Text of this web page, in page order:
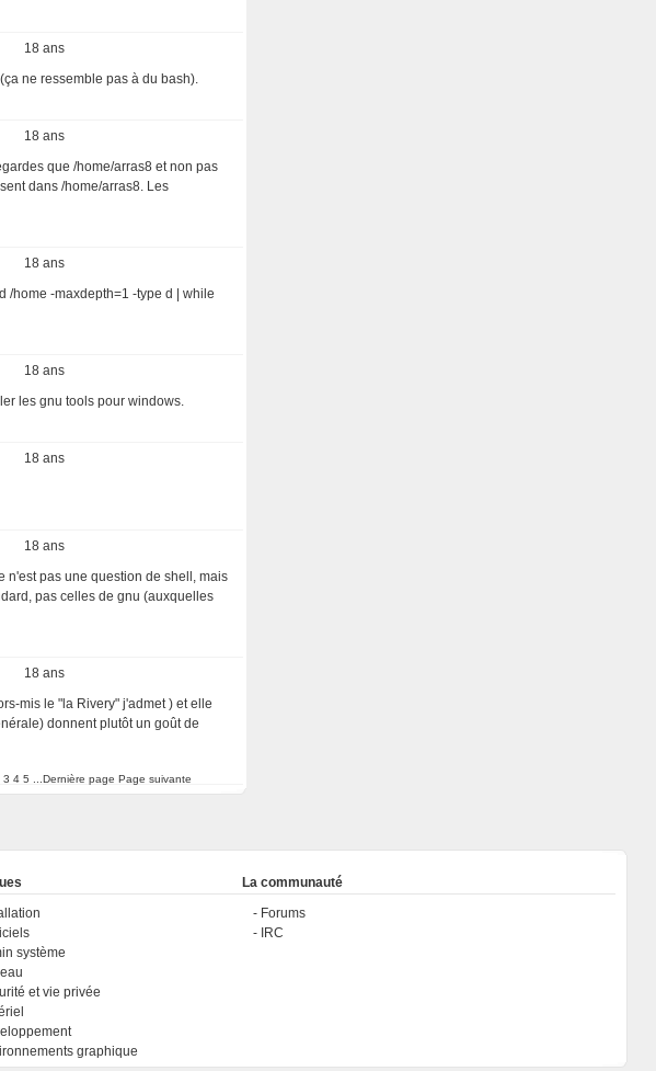
18 ans
ne ressemble pas à du bash).
18 ans
que /home/arras8 et non pas
dans /home/arras8. Les
18 ans
/home -maxdepth=1 -type d | while
18 ans
les gnu tools pour windows.
18 ans
18 ans
n'est pas une question de shell, mais
pas celles de gnu (auxquelles
18 ans
mis le "la Rivery" j'admet ) et elle
donnent plutôt un goût de
3 4 5 ...Dernière page Page suivante
système
et vie privée
graphique
La communauté
Forums
IRC